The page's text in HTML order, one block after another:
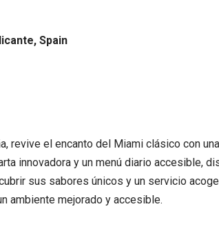
Spain
revive el encanto del Miami clásico con
innovadora y un menú diario accesible,
sus sabores únicos y un servicio
ambiente mejorado y accesible.